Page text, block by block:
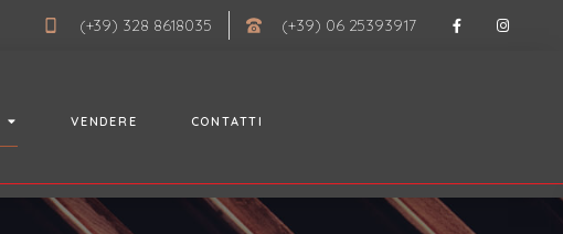
(+39) 328 8618035 (+39) 06 25393917
VENDERE CONTATTI